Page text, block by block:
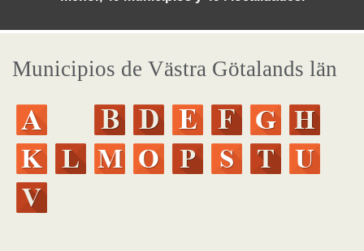
Municipios de Västra Götalands län